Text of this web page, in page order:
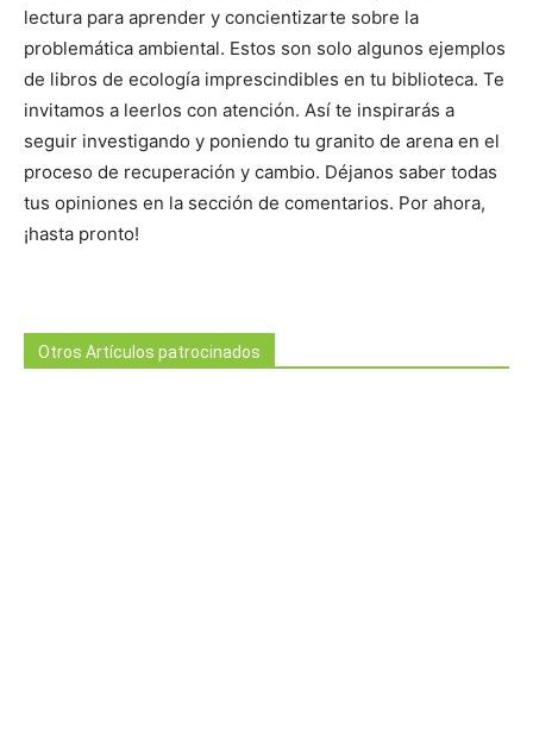
lectura para aprender y concientizarte sobre la
problemática ambiental. Estos son solo algunos ejemplos
de libros de ecología imprescindibles en tu biblioteca. Te
invitamos a leerlos con atención. Así te inspirarás a
seguir investigando y poniendo tu granito de arena en el
proceso de recuperación y cambio. Déjanos saber todas
tus opiniones en la sección de comentarios. Por ahora,
¡hasta pronto!
Otros Artículos patrocinados